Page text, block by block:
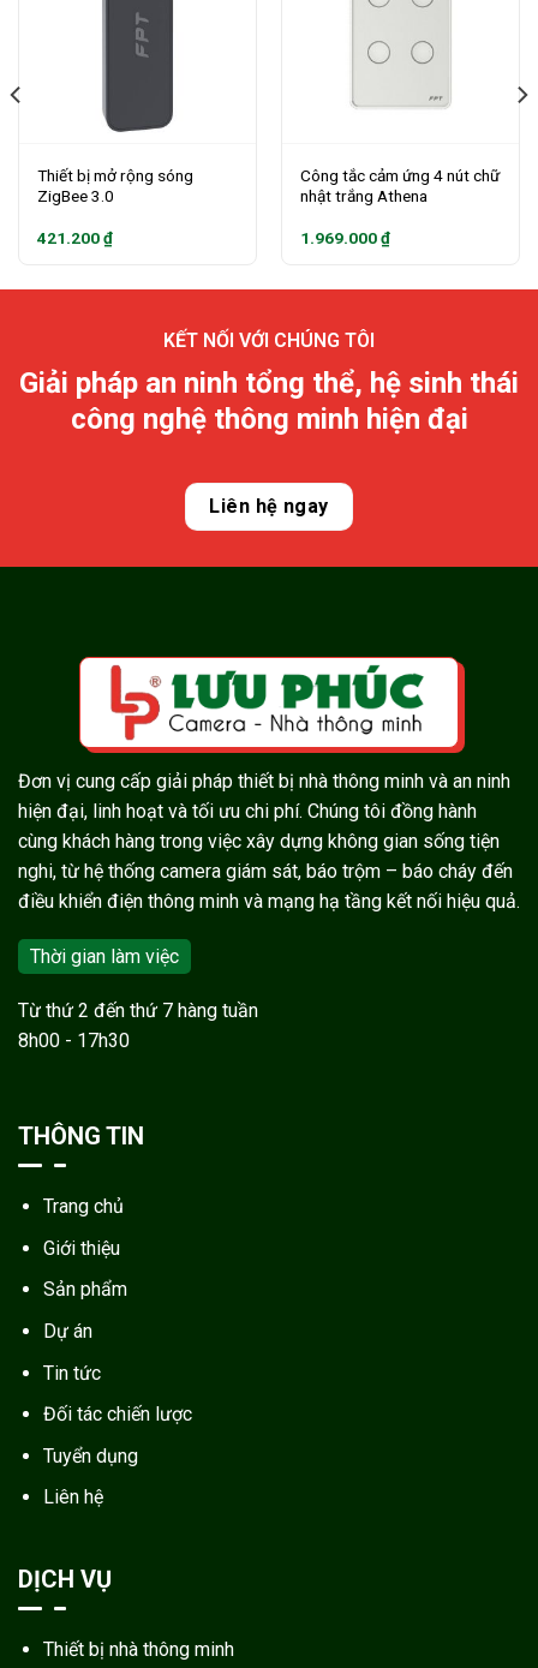
Thiết bị mở rộng sóng
ZigBee 3.0
421.200₫
Công tắc cảm ứng 4 nút chữ
nhật trắng Athena
1.969.000₫
KẾT NỐI VỚI CHÚNG TÔI
Giải pháp an ninh tổng thể, hệ sinh thái
công nghệ thông minh hiện đại
Liên hệ ngay
Đơn vị cung cấp giải pháp thiết bị nhà thông minh và an ninh
hiện đại, linh hoạt và tối ưu chi phí. Chúng tôi đồng hành
cùng khách hàng trong việc xây dựng không gian sống tiện
nghi, từ hệ thống camera giám sát, báo trộm – báo cháy đến
điều khiển điện thông minh và mạng hạ tầng kết nối hiệu quả.
Thời gian làm việc
Từ thứ 2 đến thứ 7 hàng tuần
8h00 - 17h30
THÔNG TIN
Trang chủ
Giới thiệu
Sản phẩm
Dự án
Tin tức
Đối tác chiến lược
Tuyển dụng
Liên hệ
DỊCH VỤ
Thiết bị nhà thông minh